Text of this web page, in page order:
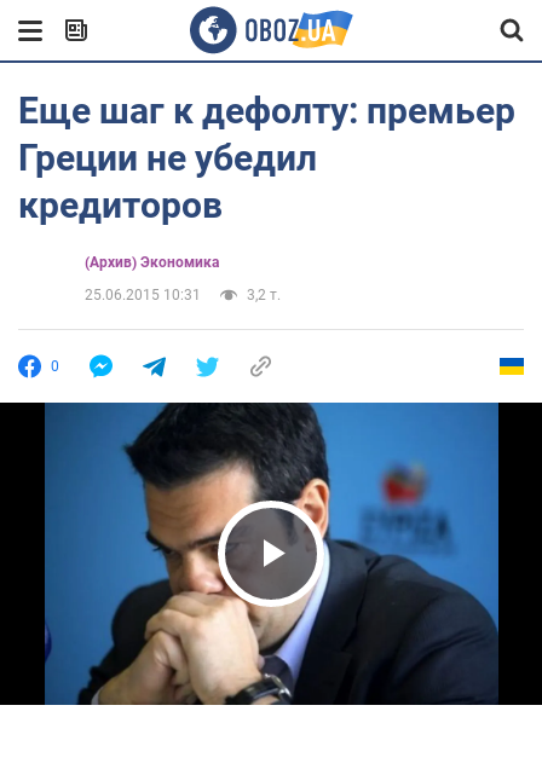
Еще шаг к дефолту: премьер
Греции не убедил
кредиторов
(Архив) Экономика
25.06.2015 10:31
3,2 т.
0
Play Video